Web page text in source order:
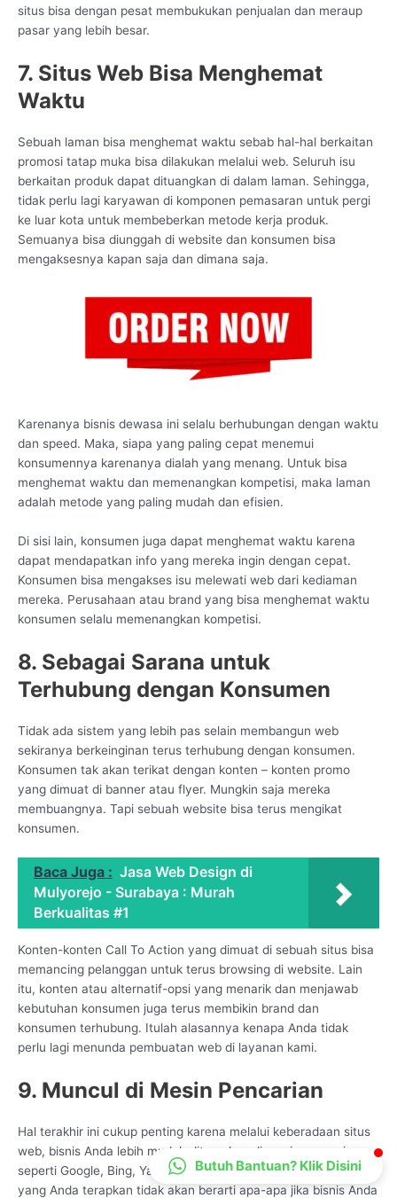
situs bisa dengan pesat membukukan penjualan dan meraup
pasar yang lebih besar.
7. Situs Web Bisa Menghemat
Waktu
Sebuah laman bisa menghemat waktu sebab hal-hal berkaitan
promosi tatap muka bisa dilakukan melalui web. Seluruh isu
berkaitan produk dapat dituangkan di dalam laman. Sehingga,
tidak perlu lagi karyawan di komponen pemasaran untuk pergi
ke luar kota untuk membeberkan metode kerja produk.
Semuanya bisa diunggah di website dan konsumen bisa
mengaksesnya kapan saja dan dimana saja.
Karenanya bisnis dewasa ini selalu berhubungan dengan waktu
dan speed. Maka, siapa yang paling cepat menemui
konsumennya karenanya dialah yang menang. Untuk bisa
menghemat waktu dan memenangkan kompetisi, maka laman
adalah metode yang paling mudah dan efisien.
Di sisi lain, konsumen juga dapat menghemat waktu karena
dapat mendapatkan info yang mereka ingin dengan cepat.
Konsumen bisa mengakses isu melewati web dari kediaman
mereka. Perusahaan atau brand yang bisa menghemat waktu
konsumen selalu memenangkan kompetisi.
8. Sebagai Sarana untuk
Terhubung dengan Konsumen
Tidak ada sistem yang lebih pas selain membangun web
sekiranya berkeinginan terus terhubung dengan konsumen.
Konsumen tak akan terikat dengan konten – konten promo
yang dimuat di banner atau flyer. Mungkin saja mereka
membuangnya. Tapi sebuah website bisa terus mengikat
konsumen.
Baca Juga : Jasa Web Design di
Mulyorejo - Surabaya : Murah
Berkualitas #1
Konten-konten Call To Action yang dimuat di sebuah situs bisa
memancing pelanggan untuk terus browsing di website. Lain
itu, konten atau alternatif-opsi yang menarik dan menjawab
kebutuhan konsumen juga terus membikin brand dan
konsumen terhubung. Itulah alasannya kenapa Anda tidak
perlu lagi menunda pembuatan web di layanan kami.
9. Muncul di Mesin Pencarian
Hal terakhir ini cukup penting karena melalui keberadaan situs
web, bisnis Anda lebih mudah ditemukan di mesin pencarian,
seperti Google, Bing, Yandex, dan lainnya. Sebab, pemasaran
yang Anda terapkan tidak akan berarti apa-apa jika bisnis Anda
Butuh Bantuan? Klik Disini